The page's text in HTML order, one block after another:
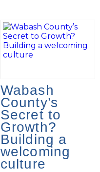
Wabash
County’s
Secret to
Growth?
Building a
welcoming
culture